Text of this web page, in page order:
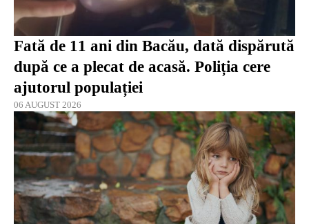
Fată de 11 ani din Bacău, dată dispărută
după ce a plecat de acasă. Poliția cere
ajutorul populației
06 AUGUST 2026